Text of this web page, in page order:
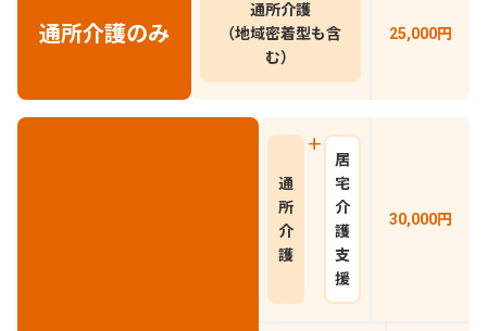
通所介護のみ
通所介護
（地域密着型も含
む）
25,000円
通
所
介
護
居
宅
介
護
支
援
30,000円